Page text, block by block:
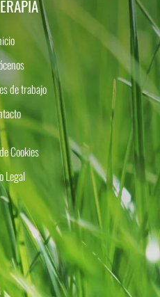
de trabajo
Cookies
Legal